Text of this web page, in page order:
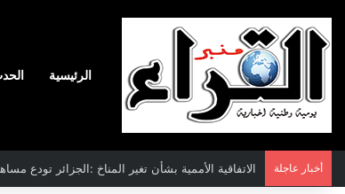
الرئيسية
أخبار عاجلة الاتفاقية الأممية بشأن تغير المناخ :الجزائر تودع